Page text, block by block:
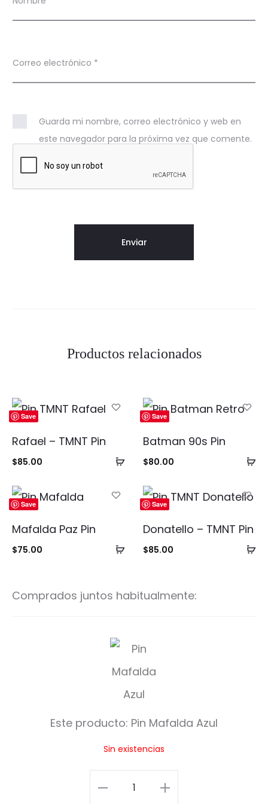
Correo electrónico *
Guarda mi nombre, correo electrónico y web en
este navegador para la próxima vez que comente.
Productos relacionados
Save
Añadir
carrito
Rafael – TMNT Pin
$85.00
Save
Batman 90s Pin
$80.00
Save
Añadir
Mafalda Paz Pin
$75.00
Save
Donatello – TMNT Pin
$85.00
Comprados juntos habitualmente:
P
i
n
f
Este producto: Pin Mafalda Azul
Sin existencias
Pin